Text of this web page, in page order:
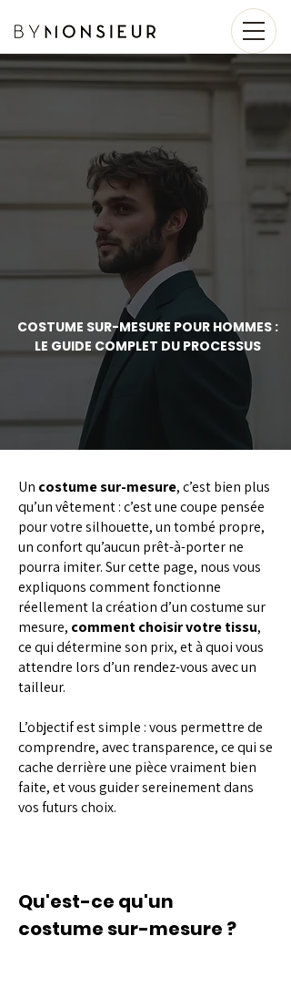
COSTUME SUR-MESURE POUR HOMMES :
LE GUIDE COMPLET DU PROCESSUS
Un costume sur-mesure, c’est bien plus
qu’un vêtement : c’est une coupe pensée
pour votre silhouette, un tombé propre,
un confort qu’aucun prêt-à-porter ne
pourra imiter. Sur cette page, nous vous
expliquons comment fonctionne
réellement la création d’un costume sur
mesure, comment choisir votre tissu,
ce qui détermine son prix, et à quoi vous
attendre lors d’un rendez-vous avec un
tailleur.
L’objectif est simple : vous permettre de
comprendre, avec transparence, ce qui se
cache derrière une pièce vraiment bien
faite, et vous guider sereinement dans
vos futurs choix.
Qu'est-ce qu'un
costume sur-mesure ?